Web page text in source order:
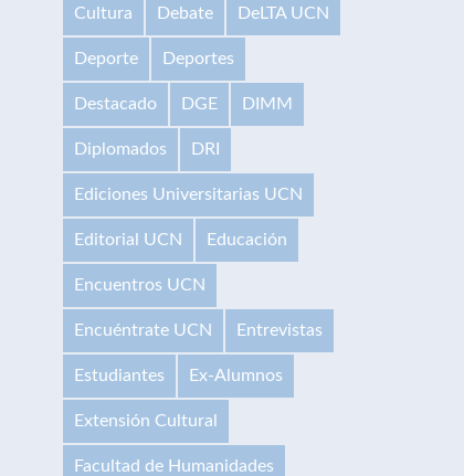
Cultura Debate DeLTA UCN
Deporte Deportes
Destacado DGE DIMM
Diplomados DRI
Ediciones Universitarias UCN
Editorial UCN Educación
Encuentros UCN
Encuéntrate UCN Entrevistas
Estudiantes Ex-Alumnos
Extensión Cultural
Facultad de Humanidades